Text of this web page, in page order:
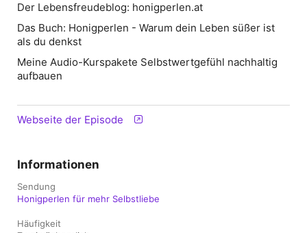
Der Lebensfreudeblog: honigperlen.at
Das Buch: Honigperlen - Warum dein Leben süßer ist
als du denkst
Meine Audio-Kurspakete Selbstwertgefühl nachhaltig
aufbauen
Webseite der Episode
Informationen
Sendung
Honigperlen für mehr Selbstliebe
Häufigkeit